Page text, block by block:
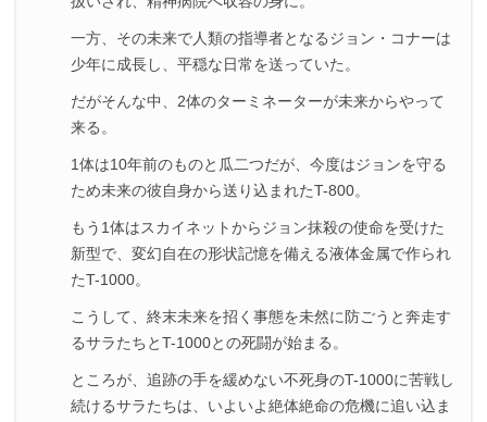
一方、その未来で人類の指導者となるジョン・コナーは
少年に成長し、平穏な日常を送っていた。
だがそんな中、2体のターミネーターが未来からやって
来る。
1体は10年前のものと瓜二つだが、今度はジョンを守る
ため未来の彼自身から送り込まれたT-800。
もう1体はスカイネットからジョン抹殺の使命を受けた
新型で、変幻自在の形状記憶を備える液体金属で作られ
たT-1000。
こうして、終末未来を招く事態を未然に防ごうと奔走す
るサラたちとT-1000との死闘が始まる。
ところが、追跡の手を緩めない不死身のT-1000に苦戦し
続けるサラたちは、いよいよ絶体絶命の危機に追い込ま